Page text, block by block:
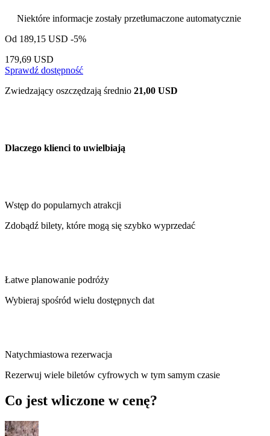
Niektóre informacje zostały przetłumaczone automatycznie
Od 189,15 USD -5%
179,69 USD
Sprawdź dostępność
Zwiedzający oszczędzają średnio 21,00 USD
Dlaczego klienci to uwielbiają
Wstęp do popularnych atrakcji
Zdobądź bilety, które mogą się szybko wyprzedać
Łatwe planowanie podróży
Wybieraj spośród wielu dostępnych dat
Natychmiastowa rezerwacja
Rezerwuj wiele biletów cyfrowych w tym samym czasie
Co jest wliczone w cenę?